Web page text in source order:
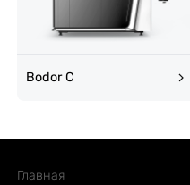
Bodor C
Главная